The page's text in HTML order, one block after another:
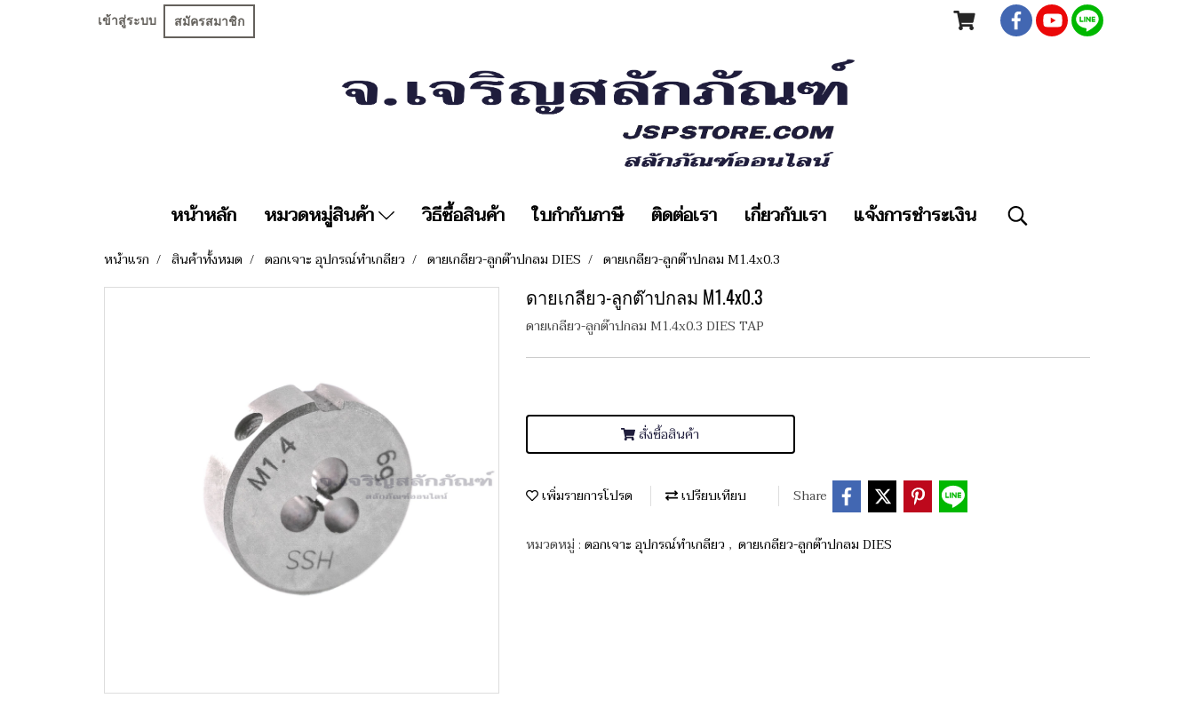
เข้าสู่ระบบ สมัครสมาชิก
หน้าหลัก หมวดหมู่สินค้า วิธีซื้อสินค้า ใบกำกับภาษี ติดต่อเรา เกี่ยวกับเรา แจ้งการชำระเงิน
หน้าแรก สินค้าทั้งหมด ดอกเจาะ อุปกรณ์ทำเกลียว ดายเกลียว-ลูกต๊าปกลม DIES ดายเกลียว-ลูกต๊าปกลม M1.4x0.3
ดายเกลียว-ลูกต๊าปกลม M1.4x0.3
ดายเกลียว-ลูกต๊าปกลม M1.4x0.3 DIES TAP
สั่งซื้อสินค้า
เพิ่มรายการโปรด เปรียบเทียบ Share
หมวดหมู่ : ดอกเจาะ อุปกรณ์ทำเกลียว , ดายเกลียว-ลูกต๊าปกลม DIES